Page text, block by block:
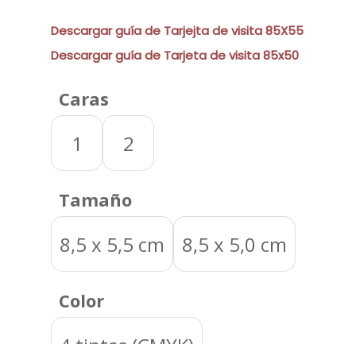
Descargar guía de Tarjejta de visita 85X55
Descargar guía de Tarjeta de visita 85x50
Caras
1 2
Tamaño
8,5 x 5,5 cm 8,5 x 5,0 cm
Color